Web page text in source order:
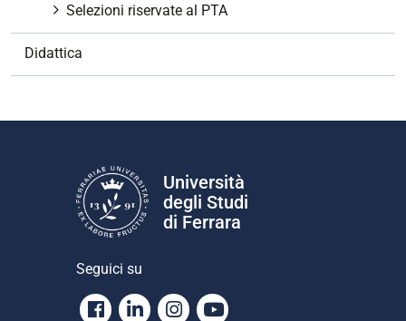
Selezioni riservate al PTA
Didattica
Università
degli Studi
di Ferrara
Seguici su
Facebook
LinkedinInstagram
Youtube